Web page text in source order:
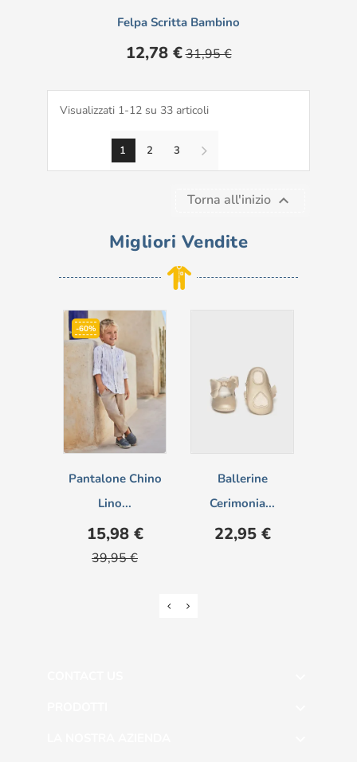
Felpa Scritta Bambino
Prezzo
12,78 € Prezzo
base
31,95 €
Visualizzati 1-12 su 33 articoli
1 2 3
Torna all'inizio 
Migliori Vendite
-60%
Pantalone Chino
Lino...
Prezzo
15,98 €Prezzo
39,95 €
Ballerine
Cerimonia...
Prezzo
22,95 €